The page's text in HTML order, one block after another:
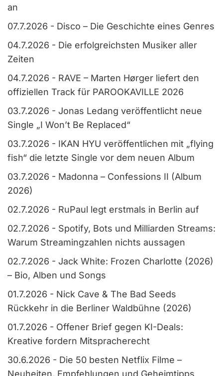
an
07.7.2026 - Disco – Die Geschichte eines Genres
04.7.2026 - Die erfolgreichsten Musiker aller
Zeiten
04.7.2026 - RAVE – Marten Hørger liefert den
offiziellen Track für PAROOKAVILLE 2026
03.7.2026 - Jonas Ledang veröffentlicht neue
Single „I Won’t Be Replaced“
03.7.2026 - IKAN HYU veröffentlichen mit „flying
fish“ die letzte Single vor dem neuen Album
03.7.2026 - Madonna – Confessions II (Album
2026)
02.7.2026 - RuPaul legt erstmals in Berlin auf
02.7.2026 - Spotify, Bots und Milliarden Streams:
Warum Streamingzahlen nichts aussagen
02.7.2026 - Jack White: Frozen Charlotte (2026)
– Bio, Alben und Songs
01.7.2026 - Nick Cave & The Bad Seeds
Rückkehr in die Berliner Waldbühne (2026)
01.7.2026 - Offener Brief gegen KI-Deals:
Kreative fordern Mitspracherecht
30.6.2026 - Die 50 besten Netflix Filme –
Neuheiten, Empfehlungen und Geheimtipps